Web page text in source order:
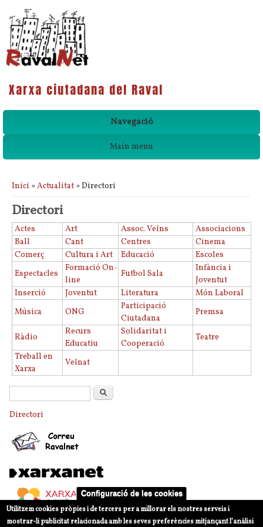
Xarxa ciutadana del Raval
Navegació
Main menu
Esteu aquí
Inici »Actualitat » Directori
Directori
Actes Art Assoc. Veïns
Associacions
Ball
Cant Centres
Cinema
Comerç
Cultura i Art Educació
Escoles
Espectacles
Formació On-
line
Futbol Sala
Infància i
Joventut
Inserció
Joventut Literatura
Món Laboral
Música
ONG
Participació
Ciutadana
Premsa
Ràdio
Recurs
Educatiu
Solidaritat i
Cooperació
Teatre
Treball en
Xarxa
Veïnat
Formulari de cercaCerca
Directori
Configuració de les cookies
Utilitzem cookies pròpies i de tercers per a millorar els nostres serveis i
mostrar-li publicitat relacionada amb les seves preferències mitjançant l’anàlisi